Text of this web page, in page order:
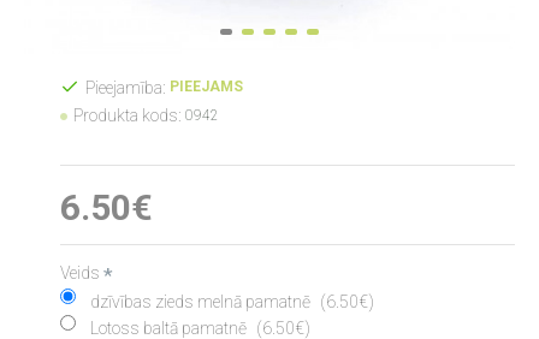
6.50€
Pieejamība: PIEEJAMS
Produkta kods: 0942
Veids
dzīvības zieds melnā pamatnē (6.50€)
Lotoss baltā pamatnē (6.50€)